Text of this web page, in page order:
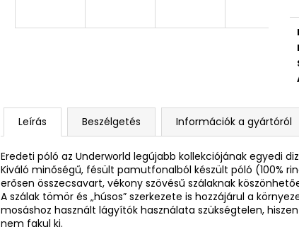
Leírás Beszélgetés Információk a gyártóról
Eredeti póló az Underworld legújabb kollekciójának egyedi
Kiváló minőségű, fésült pamutfonalból készült póló (100%
erősen összecsavart, vékony szövésű szálaknak
A szálak tömör és „húsos” szerkezete is hozzájárul a
mosáshoz használt lágyítók használata szükségtelen,
nem fakul ki.